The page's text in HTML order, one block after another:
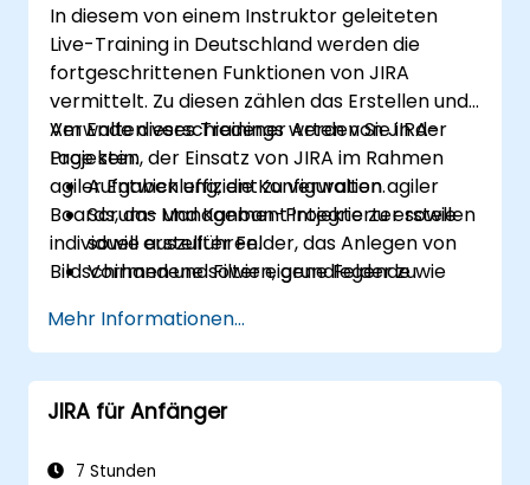
In diesem von einem Instruktor geleiteten
Live-Training in Deutschland werden die
fortgeschrittenen Funktionen von JIRA
vermittelt. Zu diesen zählen das Erstellen und
Verwalten verschiedener Arten von JIRA-
Projekten, der Einsatz von JIRA im Rahmen
agiler Entwicklung, die Konfiguration agiler
Boards, das Management integrierter sowie
individuell erstellter Felder, das Anlegen von
Bildschirmen und Filtern, grundlegende wie
Aufgaben, das Anwenden entsprechender
Einstellungen für Bildschirme, die Verwaltung
und Aktualisierung von Workflows sowie deren
Konfiguration. Des Weiteren wird gezeigt, wie
erstellt.
Am Ende dieses Trainings werden Sie in der
Lage sein:
Aufgaben effizient zu verwalten.
Scrum- und Kanban-Projekte zu erstellen
sowie auszuführen.
Vorhandene sowie eigene Felder zu
Geschäftsprozesse, Workflows sowie
deren Konfigurationen zu verstehen und
zu steuern.
Einfache wie auch komplexe
Analysen vorzunehmen.
Mehr Informationen...
JIRA für Anfänger
7 Stunden